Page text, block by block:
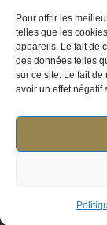
Pour offrir les
telles que les
appareils. Le fait de
des données telles
sur ce site. Le fait
avoir un effet négatif
© 2024 Parfum